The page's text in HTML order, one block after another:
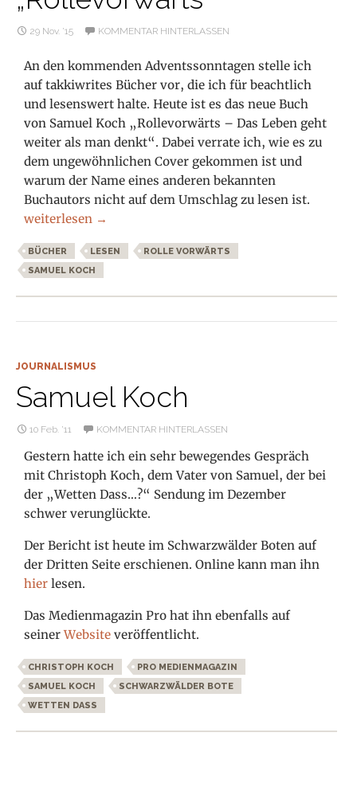
29 Nov. ’15 KOMMENTAR HINTERLASSEN
An den kommenden Adventssonntagen stelle ich
auf takkiwrites Bücher vor, die ich für beachtlich
und lesenswert halte. Heute ist es das neue Buch
von Samuel Koch „Rollevorwärts – Das Leben geht
weiter als man denkt“. Dabei verrate ich, wie es zu
dem ungewöhnlichen Cover gekommen ist und
warum der Name eines anderen bekannten
Buchautors nicht auf dem Umschlag zu lesen ist.
Buchvorstellung: Samuel Koch „Rollevorwärts“
weiterlesen →
BÜCHER LESEN
ROLLE VORWÄRTS
SAMUEL KOCH
JOURNALISMUS
Samuel Koch
10 Feb. ’11 KOMMENTAR HINTERLASSEN
Gestern hatte ich ein sehr bewegendes Gespräch
mit Christoph Koch, dem Vater von Samuel, der bei
der „Wetten Dass…?“ Sendung im Dezember
schwer verunglückte.
Der Bericht ist heute im Schwarzwälder Boten auf
der Dritten Seite erschienen. Online kann man ihn
hierlesen.
Das Medienmagazin Pro hat ihn ebenfalls auf
seinerWebsiteveröffentlicht.
CHRISTOPH KOCH
PRO MEDIENMAGAZIN
SAMUEL KOCH
SCHWARZWÄLDER BOTE
WETTEN DASS